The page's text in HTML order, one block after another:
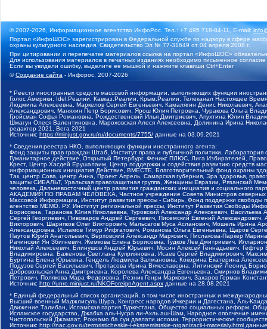
© 2007-2026, Информационное агентство ИнфоРос. Тел.: +7 495 718-84-11, E-mail:
Портал «ИнфоШОС» зарегистрирован в Федеральной службе по надзору в сфере
охраны культурного наследия. Свидетельство Эл № 77-31649 от 04 апреля 2008 г.
При цитировании и перепечатке материалов ссылка на портал «ИнфоШОС»
Для использования материалов в печатных изданиях необходимо письменное
Если вы увидели ошибку, выделите ее мышкой и нажмите клавиши Ctrl+Enter
©Создание сайта - Инфорос, 2007-2026
* Реестр иностранных средств массовой информации, выполняющих функции
Голос Америки, Idel.Реалии, Кавказ.Реалии, Крым.Реалии, Телеканал Настоящее
Людмила Алексеевна, Маркелов Сергей Евгеньевич, Камалягин Денис Николаевич,
Александрович, Маняхин Петр Борисович, Ярош Юлия Петровна, Чуракова Ольга
Гройсман Софья Романовна, Рождественский Илья Дмитриевич, Апухтина Юлия
Шмагун Олеся Валентиновна, Мароховская Алеся Алексеевна, Долинина Ирина
редактор 2021, Вега 2021
Источник: https://minjust.gov.ru/ru/documents/7755/ данные на 03.09.2021
* Сведения реестра НКО, выполняющих функции иностранного агента:
Фонд защиты прав граждан Штаб, Институт права и публичной политики,
Гуманитарное действие, Открытый Петербург, Феникс ПЛЮС, Лига Избирателей,
Крест, Центр Хасдей Ерушалаим, Центр поддержки и содействия развитию средств
информационных инициатив Действие, ВМЕСТЕ, Благотворительный фонд охраны
Так, центр Сова, центр Анна, Проект Апрель, Самарская губерния, Эра здоровья,
защиты СИБАЛЬТ, Уральская правозащитная группа, Женщины Евразии, Рязанский
человека, Дальневосточный центр развития гражданских инициатив и социального
АКАДЕМИЯ ПО ПРАВАМ ЧЕЛОВЕКА, Частное учреждение Совета Министров северных
Массовой Информации, Институт развития прессы - Сибирь, Фонд поддержки
агентство МЕМО. РУ, Институт региональной прессы, Институт Развития Свободы
Борисовна, Таранова Юлия Николаевна, Туровский Александр Алексеевич,
Сергей Георгиевич, Пивоваров Андрей Сергеевич, Писемский Евгений
Викторович, Шарипков Олег Викторович, Мальсагов Муса Асланович, Мошель Ирина
Александровна, Исламов Тимур Рифгатович, Романова Ольга Евгеньевна, Щаров
Паутов Юрий Анатольевич, Верховский Александр Маркович, Пислакова-Паркер
Рачинский Ян Збигневич, Жемкова Елена Борисовна, Гудков Лев Дмитриевич,
Николай Алексеевич, Блинушов Андрей Юрьевич, Мосин Алексей Геннадьевич,
Владимировна, Баженова Светлана Куприяновна, Исаев Сергей Владимирович,
Буртина Елена Юрьевна, Гендель Людмила Залмановна, Кокорина Екатерина
Подузов Сергей Васильевич, Протасова Ирина Вячеславовна, Литинский Леонид
Добровольская Анна Дмитриевна, Королева Александра Евгеньевна, Смирнов
Петрович, Полякова Мара Федоровна, Резник Генри Маркович, Захаров Герман
Источник: http://unro.minjust.ru/NKOForeignAgent.aspx данные на 28.08.2021
* Единый федеральный список организаций, в том числе иностранных и
Высший военный Маджлисуль Шура, Конгресс народов Ичкерии и Дагестана, Аль-
Движение Талибан, Исламская партия Туркестана, Общество социальных реформ,
Исламское государство, Джабха аль-Нусра ли-Ахль аш-Шам, Народное ополчение
Чистопольский Джамаат, Рохнамо ба суи давлати исломи, Террористическое
Источник: http://nac.gov.ru/terroristicheskie-i-ekstremistskie-organizacii-i-materialy.html